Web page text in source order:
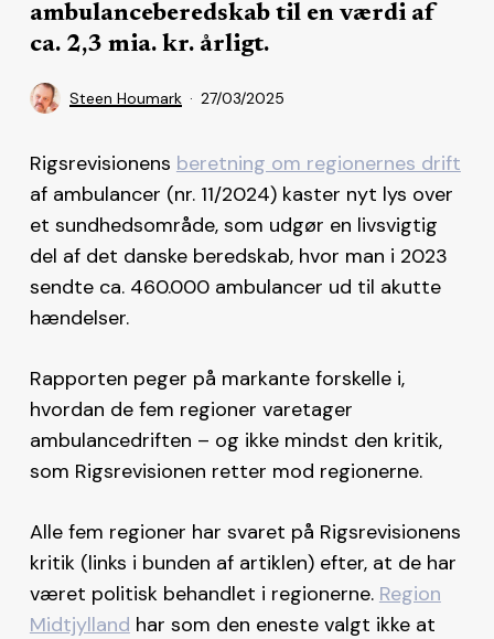
ambulanceberedskab til en værdi af
ca. 2,3 mia. kr. årligt.
Steen Houmark 27/03/2025
Rigsrevisionens beretning om regionernes drift
af ambulancer (nr. 11/2024) kaster nyt lys over
et sundhedsområde, som udgør en livsvigtig
del af det danske beredskab, hvor man i 2023
sendte ca. 460.000 ambulancer ud til akutte
hændelser.
Rapporten peger på markante forskelle i,
hvordan de fem regioner varetager
ambulancedriften – og ikke mindst den kritik,
som Rigsrevisionen retter mod regionerne.
Alle fem regioner har svaret på Rigsrevisionens
kritik (links i bunden af artiklen) efter, at de har
været politisk behandlet i regionerne. Region
Midtjylland har som den eneste valgt ikke at